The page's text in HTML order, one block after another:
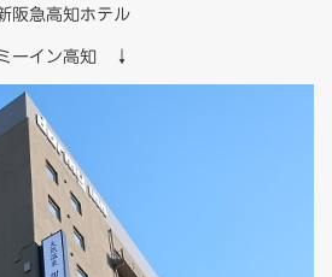
阪急高知ホテル
ーイン高知 ↓